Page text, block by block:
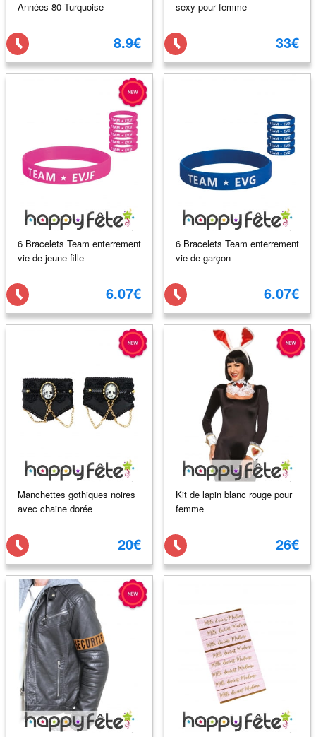
Années 80 Turquoise
8.9€
sexy pour femme
33€
6 Bracelets Team enterrement
vie de jeune fille
6.07€
6 Bracelets Team enterrement
vie de garçon
6.07€
Manchettes gothiques noires
avec chaine dorée
20€
Kit de lapin blanc rouge pour
femme
26€